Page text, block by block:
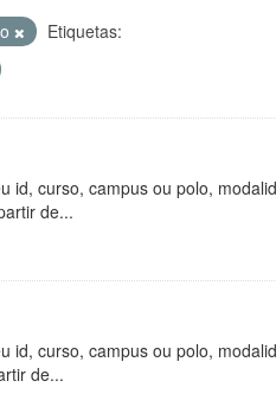
Etiquetas:
id, curso, campus ou polo,
de...
id, curso, campus ou polo,
de...